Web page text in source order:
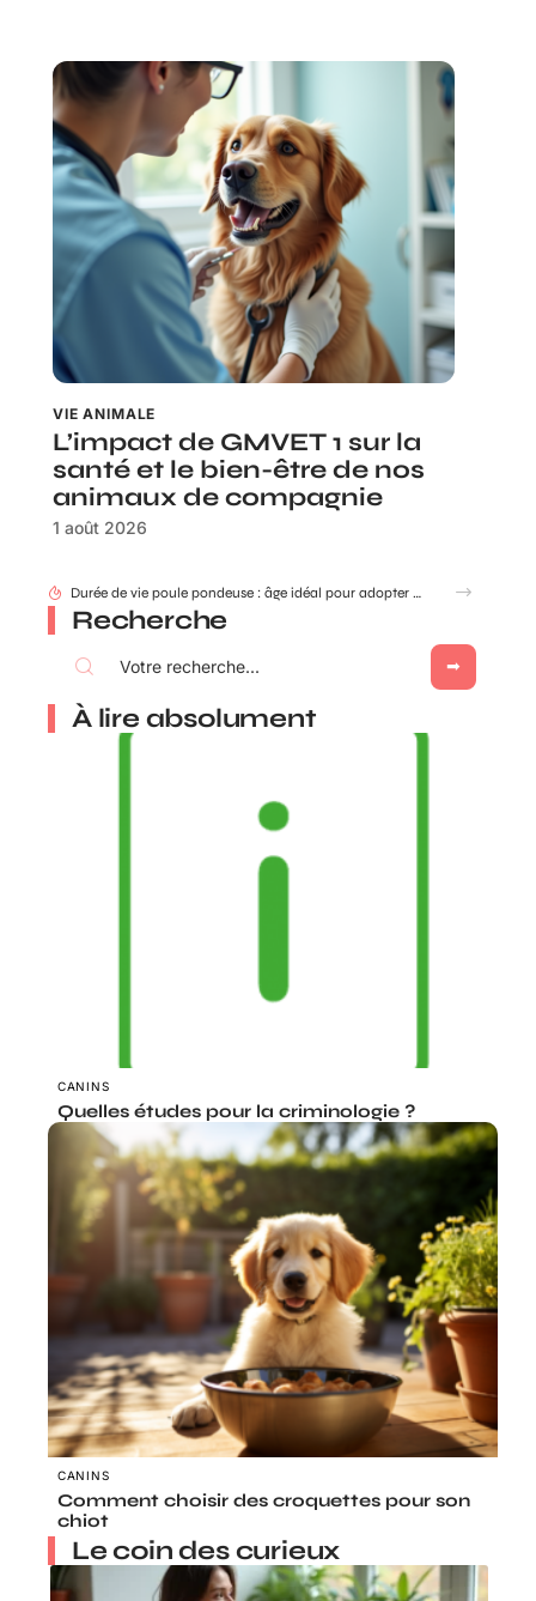
VIE ANIMALE
L’impact de GMVET 1 sur la
santé et le bien-être de nos
animaux de compagnie
1 août 2026
Durée de vie poule pondeuse : âge idéal pour adopter ou renouveler ?
Recherche
À lire absolument
CANINS
Quelles études pour la criminologie ?
CANINS
Comment choisir des croquettes pour son
chiot
Le coin des curieux